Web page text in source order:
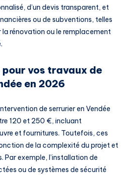
d’un devis transparent, et
ou de subventions, telles
la rénovation ou le remplacement
vos travaux de
en 2026
de serrurier en Vendée
120 et 250 €, incluant
et fournitures. Toutefois, ces
de la complexité du projet et
Par exemple, l’installation de
ou de systèmes de sécurité